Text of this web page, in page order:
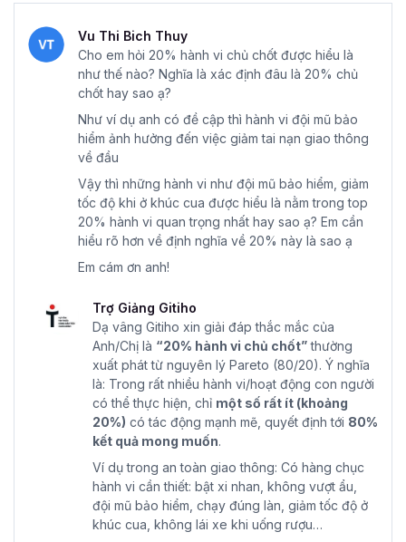
INSEAD gấp rưỡi trường xếp thứ 2 là Đại học Cambridge
Founder Tiktok - Zhang Yimingcũng làcựu học viên
của INSEAD. Trường hiện có cơ tại Pháp, Mỹ, Singapore
Một vài đơn vị anh Ngọc đã đồng hành đào tạo và cố
vấn: CEN Group, Manulife, Hyundai Group, Fecon Group,
FPT Software, Austdoor Group, Navigos Group, Dai-Ichi
Group, HT Auto, Bac A Bank, Vietin Bank, SeABank,
Adflex, VNPT Vinaphone, Mobiphone, Viettel, Văn Phú
Website công ty: https://leaderup.vn/
Vu Thi Bich Thuy
Cho em hỏi 20% hành vi chủ chốt được hiểu là
như thế nào? Nghĩa là xác định đâu là 20% chủ
chốt hay sao ạ?
Như ví dụ anh có đề cập thì hành vi đội mũ bảo
hiểm ảnh hưởng đến việc giảm tai nạn giao thông
về đầu
Vậy thì những hành vi như đội mũ bảo hiểm, giảm
tốc độ khi ở khúc cua được hiểu là nằm trong top
20% hành vi quan trọng nhất hay sao ạ? Em cần
hiểu rõ hơn về định nghĩa về 20% này là sao ạ
Em cám ơn anh!
Trợ Giảng Gitiho
Dạ vâng Gitiho xin giải đáp thắc mắc của
Anh/Chị là “20% hành vi chủ chốt”thường
xuất phát từ nguyên lý Pareto (80/20). Ý nghĩa
là: Trong rất nhiều hành vi/hoạt động con người
có thể thực hiện, chỉ một số rất ít (khoảng
20%) có tác động mạnh mẽ, quyết định tới 80%
kết quả mong muốn.
Ví dụ trong an toàn giao thông: Có hàng chục
hành vi cần thiết: bật xi nhan, không vượt ẩu,
đội mũ bảo hiểm, chạy đúng làn, giảm tốc độ ở
khúc cua, không lái xe khi uống rượu…